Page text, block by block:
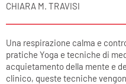
CHIARA M. TRAVISI
Una respirazione calma e
pratiche Yoga e tecniche di
acquietamento della mente e
clinico, queste tecniche